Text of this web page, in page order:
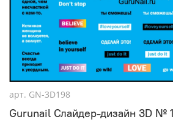
арт. GN-3D198
Gurunail Слайдер-дизайн 3D №